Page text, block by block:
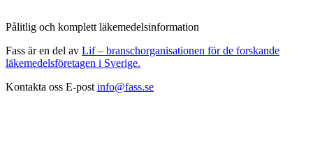
Pålitlig och komplett läkemedelsinformation
Fass är en del av Lif – branschorganisationen för de forskande
läkemedelsföretagen i Sverige.
Kontakta oss E-post info@fass.se